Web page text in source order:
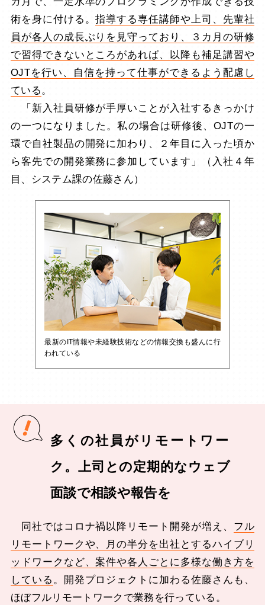
術を身に付ける。指導する専任講師や上司、先輩社
員が各人の成長ぶりを見守っており、３カ月の研修
で習得できないところがあれば、以降も補足講習や
OJTを行い、自信を持って仕事ができるよう配慮し
ている。
「新入社員研修が手厚いことが入社するきっかけ
の一つになりました。私の場合は研修後、OJTの一
環で自社製品の開発に加わり、２年目に入った頃か
ら客先での開発業務に参加しています」（入社４年
目、システム課の佐藤さん）
最新のIT情報や未経験技術などの情報交換も盛んに行
われている
多くの社員がリモートワー
ク。上司との定期的なウェブ
面談で相談や報告を
同社ではコロナ禍以降リモート開発が増え、 フル
リモートワークや、月の半分を出社とするハイブリ
ッドワークなど、案件や各人ごとに多様な働き方を
している 。開発プロジェクトに加わる佐藤さんも、
ほぼフルリモートワークで業務を行っている。